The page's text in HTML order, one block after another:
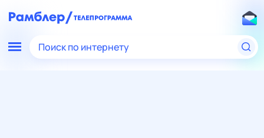
Поиск по интернету